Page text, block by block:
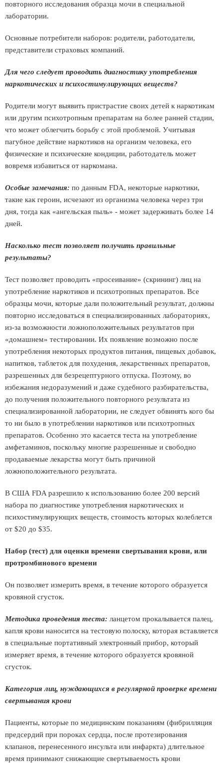
повторного исследования образца мочи в специальной
лаборатории.
Основные потребители наборов: родители, работодатели,
представители страховых компаний.
Для чего следует проводить диагностику употребления
наркотических и психостимулирующих веществ?
Родители могут выявить пристрастие своих детей к наркотикам
или другим психотропным препаратам на более ранней стадии,
что может облегчить борьбу с этой проблемой. Учитывая
пагубное действие наркотиков на организм человека, его
физические и психические кондиции, работодатель может
вовремя избавиться от наркомана.
Особые замечания: по данным FDA, некоторые наркотики,
такие как героин, исчезают из организма человека через три
дня, тогда как «ангельская пыль» - может задерживать более 14
дней.
Насколько тест позволяет получить правильные
результаты?
Тест позволяет проводить «просеивание» (скрининг) лиц на
употребление наркотиков и психотропных препаратов. Все
образцы мочи, которые дали положительный результат, должны
повторно исследоваться в специализированных лабораториях,
из-за возможности ложноположительных результатов при
«домашнем» тестировании. Их появление возможно после
употребления некоторых продуктов питания, пищевых добавок,
напитков, таблеток для похудения, лекарственных препаратов,
разрешенных для безрецептурного отпуска. Поэтому, во
избежания недоразумений и даже судебного разбирательства,
до получения положительного повторного результата из
специализированной лаборатории, не следует обвинять кого бы
то ни было в употреблении наркотиков или психотропных
препаратов. Особенно это касается теста на употребление
амфетаминов, поскольку многие разрешенные и свободно
продаваемые лекарства могут быть причиной
ложноположительного результата.
В США FDA разрешило к использованию более 200 версий
набора по диагностике употребления наркотических и
психостимулирующих веществ, стоимость которых колеблется
от $20 дo $35.
Набор (тест) для оценки времени свертывания крови, или
протромбинового времени
Он позволяет измерить время, в течение которого образуется
кровяной сгусток.
Методика проведения теста: ланцетом прокалывается палец,
капля крови наносится на тестовую полоску, которая вставляется
в специальные портативный электронный прибор, который
измеряет время, в течение которого образуется кровяной
сгусток.
Категория лиц, нуждающихся в регулярной проверке времени
свертывания крови
Пациенты, которые по медицинским показаниям (фибрилляция
предсердий при пороках сердца, после протезирования
клапанов, перенесенного инсульта или инфаркта) длительное
время принимают снижающие свертываемость крови